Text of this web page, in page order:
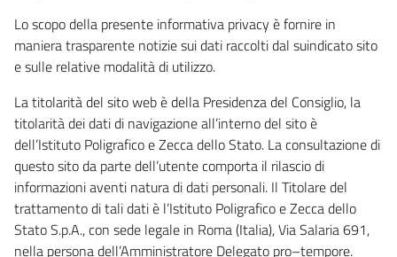
Lo scopo della presente informativa privacy è fornire in
maniera trasparente notizie sui dati raccolti dal suindicato sito
e sulle relative modalità di utilizzo.
La titolarità del sito web è della Presidenza del Consiglio, la
titolarità dei dati di navigazione all’interno del sito è
dell’Istituto Poligrafico e Zecca dello Stato. La consultazione di
questo sito da parte dell’utente comporta il rilascio di
informazioni aventi natura di dati personali. Il Titolare del
trattamento di tali dati è l’Istituto Poligrafico e Zecca dello
Stato S.p.A., con sede legale in Roma (Italia), Via Salaria 691,
nella persona dell’Amministratore Delegato pro–tempore.